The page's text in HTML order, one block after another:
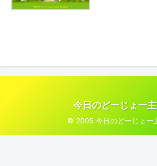
今日のどーじょー主
© 2005 今日のどーじょー